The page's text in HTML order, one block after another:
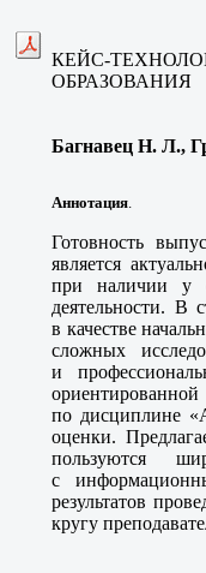
КЕЙС-
ОБРАЗОВАНИЯ
Багнавец Н. Л.,
Аннотация.
Готовность
является
при наличии у
деятельности. В
в качестве
сложных
и
по дисциплине
оценки.
пользуются
с
результатов
кругу